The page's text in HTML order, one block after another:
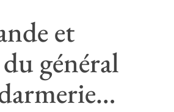
et
général